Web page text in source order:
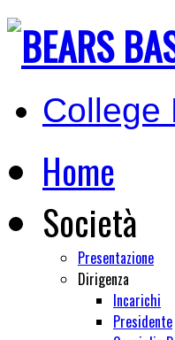
College
Home
Società
Presentazione
Dirigenza
Incarichi
Presidente